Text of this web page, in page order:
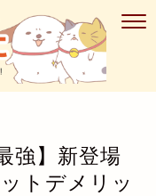
強】新登場
トデメリッ